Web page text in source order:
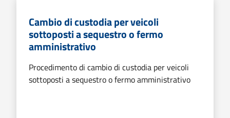
Cambio di custodia per veicoli
sottoposti a sequestro o fermo
amministrativo
Procedimento di cambio di custodia per veicoli
sottoposti a sequestro o fermo amministrativo